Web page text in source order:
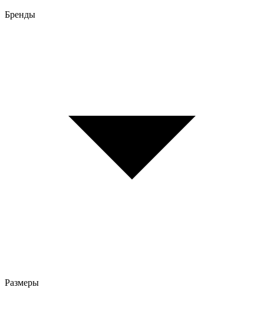
Бренды
Размеры